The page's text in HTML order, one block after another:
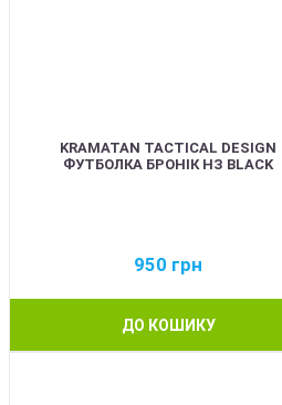
KRAMATAN TACTICAL DESIGN
ФУТБОЛКА БРОНІК НЗ BLACK
950 грн
ДО КОШИКУ